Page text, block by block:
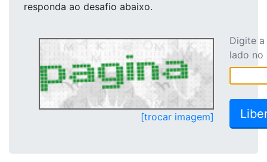
responda ao desafio abaixo.
[trocar imagem]
Digite
lado no